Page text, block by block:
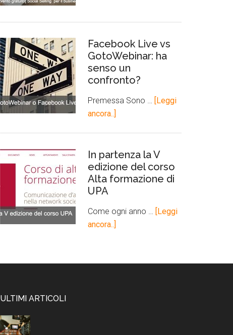
Facebook Live vs
GotoWebinar: ha
senso un
confronto?
Premessa Sono …
[Leggi
ancora..]
In partenza la V
edizione del corso
Alta formazione di
UPA
Come ogni anno …
[Leggi
ancora..]
ULTIMI ARTICOLI